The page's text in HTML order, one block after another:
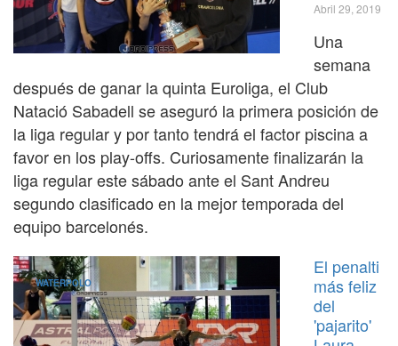
Abril 29, 2019
Una
semana
después de ganar la quinta Euroliga, el Club
Natació Sabadell se aseguró la primera posición de
la liga regular y por tanto tendrá el factor piscina a
favor en los play-offs. Curiosamente finalizarán la
liga regular este sábado ante el Sant Andreu
segundo clasificado en la mejor temporada del
equipo barcelonés.
WATERPOLO
El penalti
más feliz
del
'pajarito'